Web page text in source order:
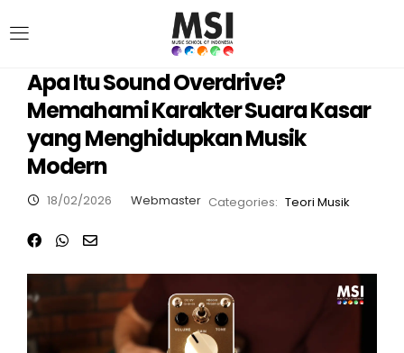
Apa Itu Sound Overdrive?
Memahami Karakter Suara Kasar
yang Menghidupkan Musik
Modern
18/02/2026 Webmaster Categories: Teori Musik